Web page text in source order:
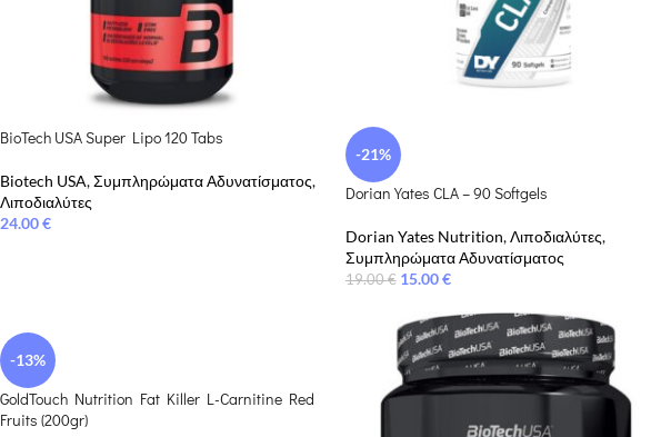
BioTech USA Super Lipo 120 Tabs
Biotech USA,Συμπληρώματα Αδυνατίσματος,
Λιποδιαλύτες
24.00€
-21%
Dorian Yates CLA – 90 Softgels
Dorian Yates Nutrition, Λιποδιαλύτες,
Συμπληρώματα Αδυνατίσματος
19.00€ 15.00€
-13%
GoldTouch Nutrition Fat Killer L-Carnitine Red
Fruits (200gr)